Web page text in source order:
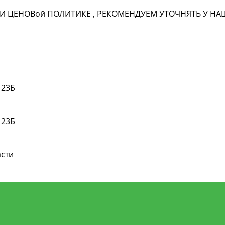
ЦЕНОВой ПОЛИТИКЕ , РЕКОМЕНДУЕМ УТОЧНЯТЬ У